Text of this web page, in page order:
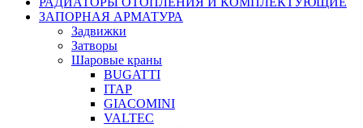
ЗАПОРНАЯ АРМАТУРА
Задвижки
Затворы
Шаровые краны
BUGATTI
ITAP
GIACOMINI
VALTEC